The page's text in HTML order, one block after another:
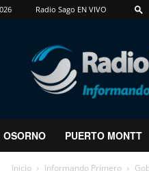
Radio Sago EN VIVO
RadioSago
OSORNO PUERTO MONTT
Inicio Informando Primero